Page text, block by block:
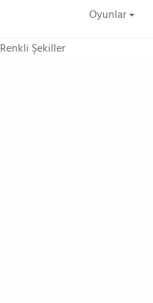
Oyunlar
Renkli Şekiller